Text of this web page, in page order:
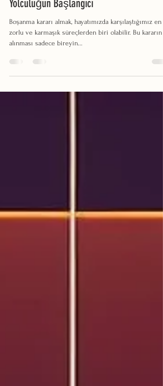
2 Oca 2024
2 dakikada okunur
Boşanmaya Karar Vermek: Zorlu Bir
Yolculuğun Başlangıcı
Boşanma kararı almak, hayatımızda karşılaştığımız en